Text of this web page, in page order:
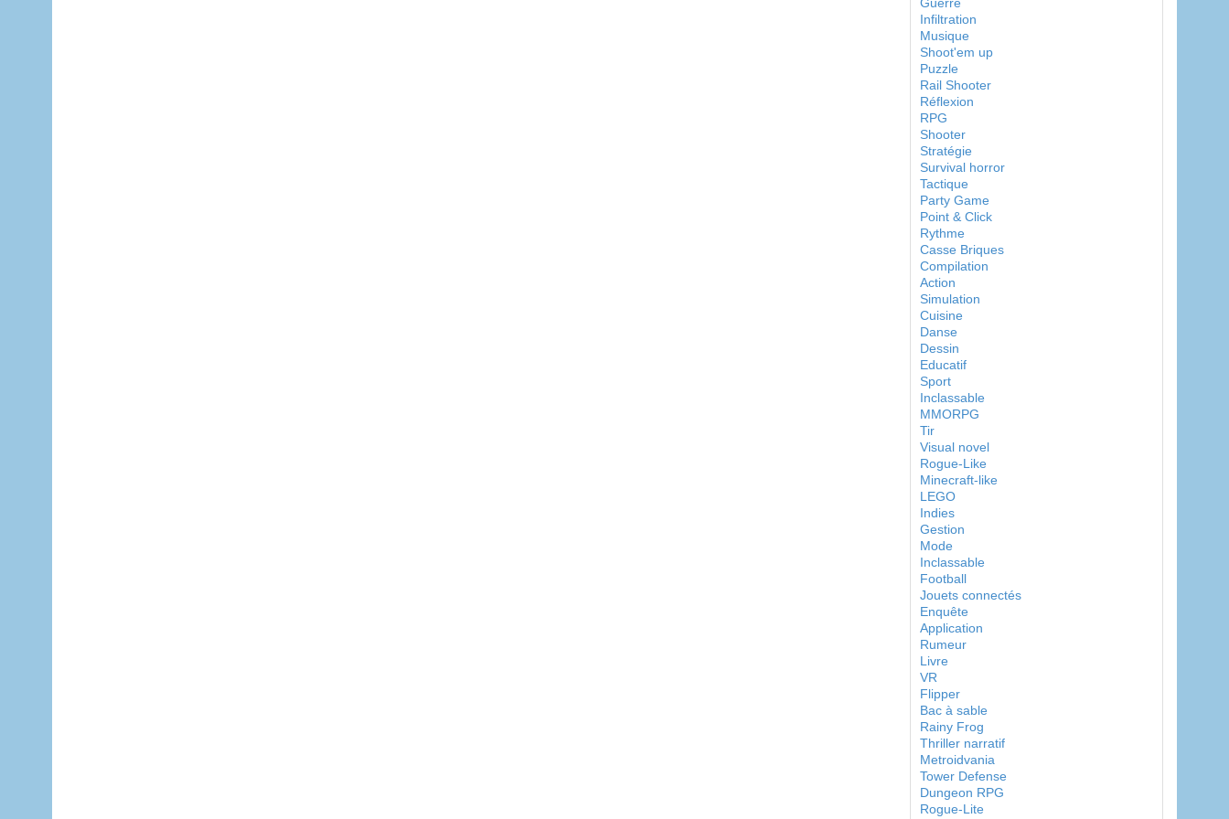
Infiltration
Musique
Shoot'em up
Puzzle
Rail Shooter
Réflexion
RPG
Shooter
Stratégie
Survival horror
Tactique
Party Game
Point & Click
Rythme
Casse Briques
Compilation
Action
Simulation
Cuisine
Danse
Dessin
Educatif
Sport
Inclassable
MMORPG
Tir
Visual novel
Rogue-Like
Minecraft-like
LEGO
Indies
Gestion
Mode
Inclassable
Football
Jouets connectés
Enquête
Application
Rumeur
Livre
VR
Flipper
Bac à sable
Rainy Frog
Thriller narratif
Metroidvania
Tower Defense
Dungeon RPG
Rogue-Lite